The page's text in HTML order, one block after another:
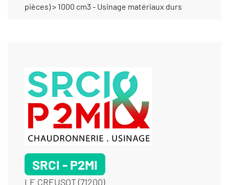
pièces) > 1000 cm3 - Usinage matériaux durs
SRCI - P2MI
LE CREUSOT (71200)